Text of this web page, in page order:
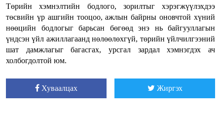
Төрийн хэмнэлтийн бодлого, зорилтыг хэрэгжүүлэхдээ
төсвийн үр ашгийн тооцоо, ажлын байрны оновчтой хүний
нөөцийн бодлогыг барьсан бөгөөд энэ нь байгууллагын
үндсэн үйл ажиллагаанд нөлөөлөхгүй, төрийн үйлчилгээний
шат дамжлагыг багасгах, урсгал зардал хэмнэгдэх ач
холбогдолтой юм.
Хуваалцах Жиргэх